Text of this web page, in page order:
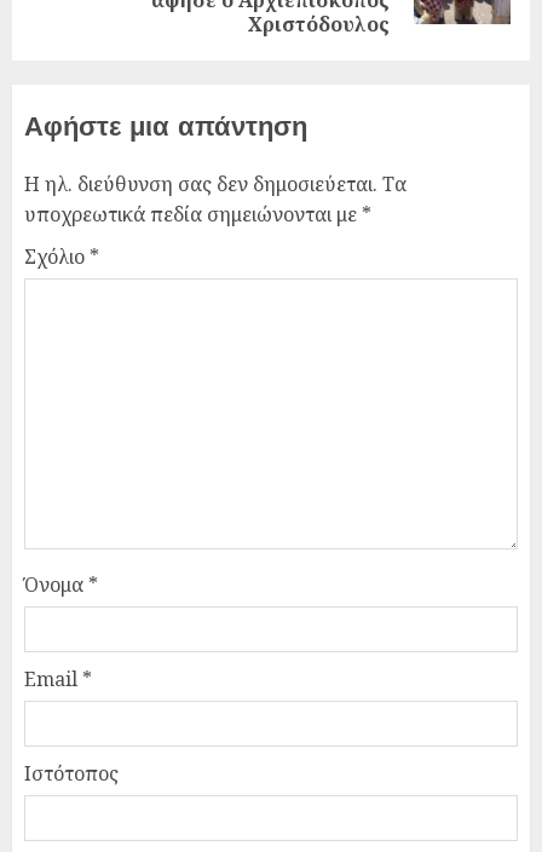
Χριστόδουλος
Αφήστε μια απάντηση
Η ηλ. διεύθυνση σας δεν δημοσιεύεται. Τα
υποχρεωτικά πεδία σημειώνονται με *
Σχόλιο *
Όνομα *
Email *
Ιστότοπος